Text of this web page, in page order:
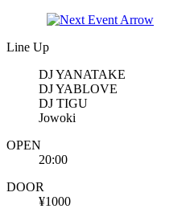
Line Up
DJ YANATAKE
DJ YABLOVE
DJ TIGU
Jowoki
OPEN
20:00
DOOR
¥1000